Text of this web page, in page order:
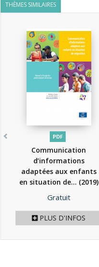
THÈMES SIMILAIRES
PDF
Communication
d’informations
adaptées aux enfants
en situation de... (2019)
Prix
Gratuit
PLUS D'INFOS